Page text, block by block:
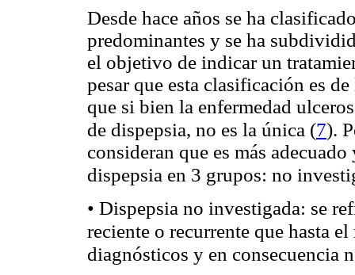
Desde hace años se ha
predominantes y se ha
el objetivo de indicar un
pesar que esta clasificación es
que si bien la enfermedad
de dispepsia, no es la única (7).
consideran que es más
dispepsia en 3 grupos: no
• Dispepsia no investigada: se
reciente o recurrente que hasta
diagnósticos y en consecuencia